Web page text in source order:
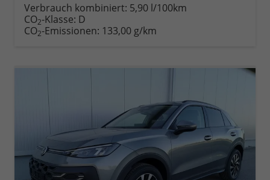
Verbrauch kombiniert: 5,90 l/100km
CO2-Klasse: D
CO2-Emissionen: 133,00 g/km